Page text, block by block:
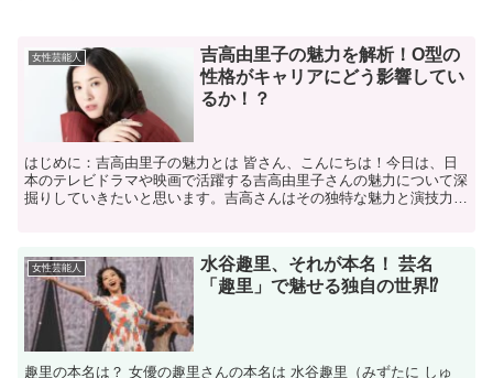
女性芸能人
吉高由里子の魅力を解析！O型の
性格がキャリアにどう影響してい
るか！？
はじめに：吉高由里子の魅力とは 皆さん、こんにちは！今日は、日
本のテレビドラマや映画で活躍する吉高由里子さんの魅力について深
掘りしていきたいと思います。吉高さんはその独特な魅力と演技力で
女性芸能人
水谷趣里、それが本名！ 芸名
「趣里」で魅せる独自の世界⁉
趣里の本名は？ 女優の趣里さんの本名は 水谷趣里（みずたに しゅ